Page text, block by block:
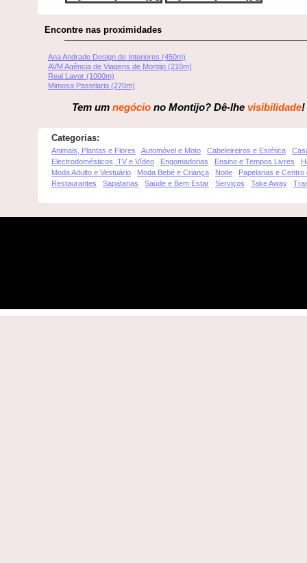
Encontre nas proximidades
Ana Andrade Design de Interiores (450m)
AVM Agência de Viagens de Montijo (210m)
Real Lavor (1000m)
Mimosa Pastelaria (270m)
Tem um negócio no Montijo? Dê-lhe visibilidade!
Categorias:
Animais, Plantas e Flores Automóvel e Moto Cabeleireiros e Estética
Electrodomésticos, TV e Vídeo
Engomadorias Ensino e Tempos Livres
Moda Adulto e Vestuário
Moda Bebé e Criança Noite
Papelarias e Centro
Restaurantes
Sapatarias Saúde e Bem Estar Serviços Take Away